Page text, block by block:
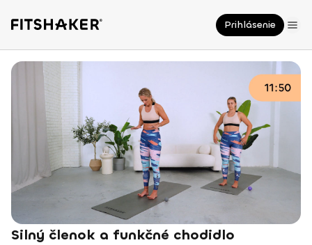
Prihlásenie
Silný členok a funkčné chodidlo